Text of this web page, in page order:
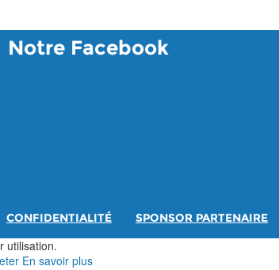
Notre Facebook
CONFIDENTIALITÉ SPONSOR PARTENAIRE
utilisation.
En savoir plus